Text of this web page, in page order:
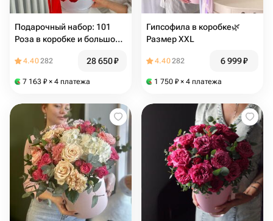
Подарочный набор: 101
Роза в коробке и большой
4.40282 28 650₽
7 163 ₽ × 4 платежа
Гипсофила в коробке🌿
Размер XXL
4.40282 6 999₽
1 750 ₽ × 4 платежа